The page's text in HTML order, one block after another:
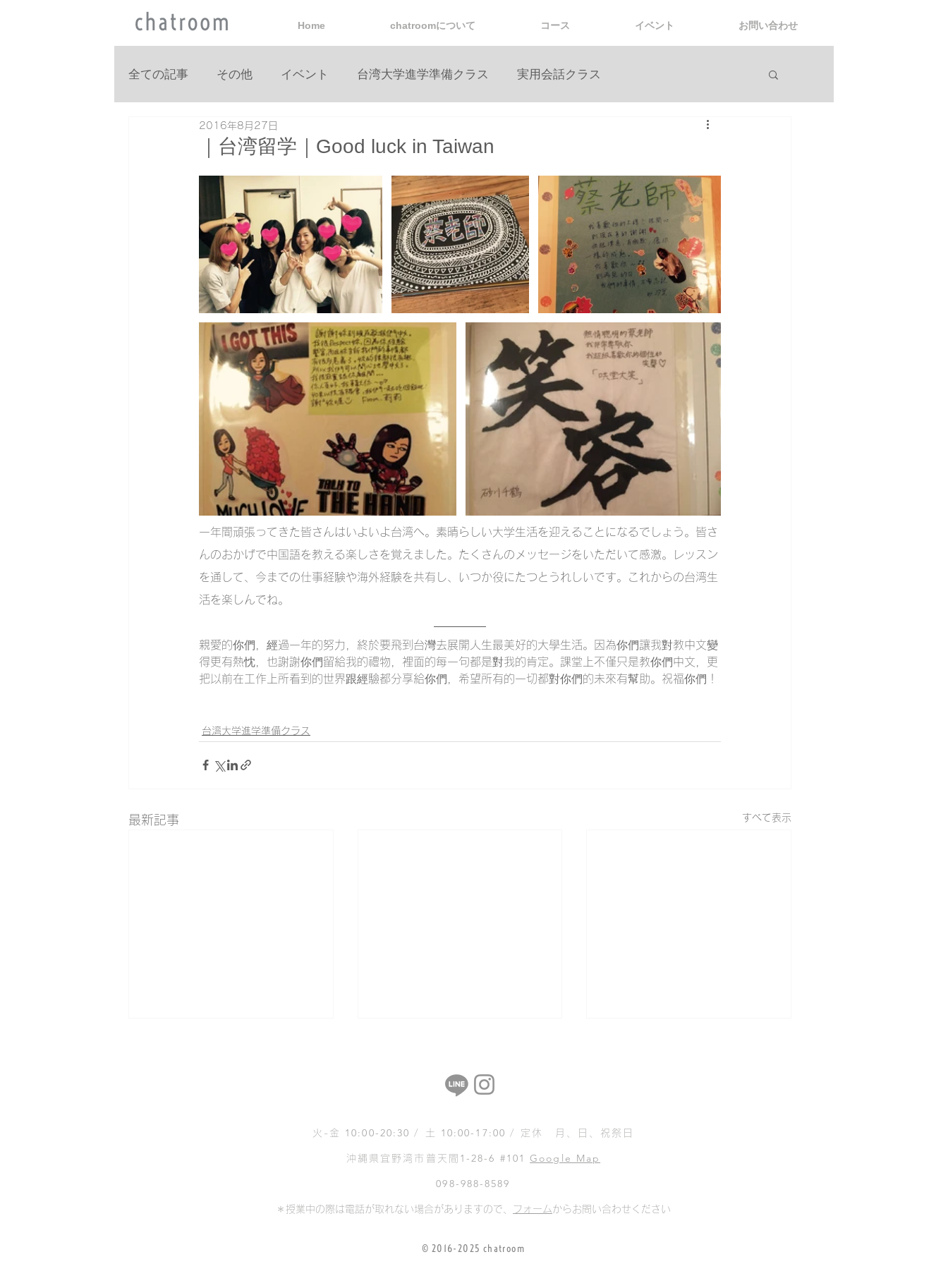
Home chatroomについて コース イベント お問い合わせ
全ての記事 その他 イベント 台湾大学進学準備クラス 実用会話クラス
｜台湾留学｜Good luck in Taiwan
2016年8月27日
一年間頑張ってきた皆さんはいよいよ台湾へ。素晴らしい大学生活を迎えることになるでしょう。皆さ
んのおかげで中国語を教える楽しさを覚えました。たくさんのメッセージをいただいて感激。レッスン
を通して、今までの仕事経験や海外経験を共有し、いつか役にたつとうれしいです。これからの台湾生
活を楽しんでね。
親愛的你們，經過一年的努力，終於要飛到台灣去展開人生最美好的大學生活。因為你們讓我對教中文變
得更有熱忱，也謝謝你們留給我的禮物，裡面的每一句都是對我的肯定。課堂上不僅只是教你們中文，更
把以前在工作上所看到的世界跟經驗都分享給你們，希望所有的一切都對你們的未來有幫助。祝福你們！
台湾大学進学準備クラス
最新記事 すべて表示
＜大学進学 いき台湾！＞ 合
火-金 10:00-20:30/ 土 10:00-17:00/ 定休 月、日、祝祭日
沖縄県宜野湾市普天間 1-28-6 #101 Google Map
098-988-8589
＊授業中の際は電話が取れない場合がありますので、 フォームからお問い合わせください
© 2016-2025 chatroom